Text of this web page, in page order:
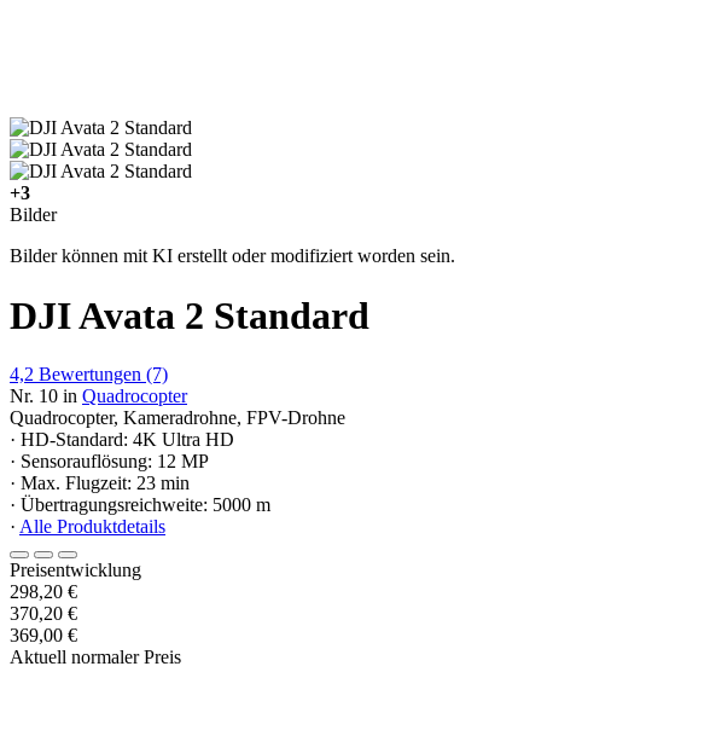
+3
Bilder
Bilder können mit KI erstellt oder modifiziert worden sein.
DJI Avata 2 Standard
4,2 Bewertungen (7)
Nr. 10 in Quadrocopter
Quadrocopter, Kameradrohne, FPV-Drohne
· HD-Standard: 4K Ultra HD
· Sensorauflösung: 12 MP
· Max. Flugzeit: 23 min
· Übertragungsreichweite: 5000 m
· Alle Produktdetails
Preisentwicklung
298,20 €
370,20 €
369,00 €
Aktuell normaler Preis